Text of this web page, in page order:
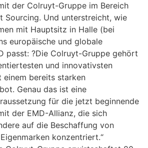
der Colruyt-Gruppe im Bereich
Sourcing. Und unterstreicht, wie
mit Hauptsitz in Halle (bei
europäische und globale
passt: ?Die Colruyt-Gruppe gehört
und innovativsten
einem bereits starken
Genau das ist eine
für die jetzt beginnende
der EMD-Allianz, die sich
auf die Beschaffung von
konzentriert.“